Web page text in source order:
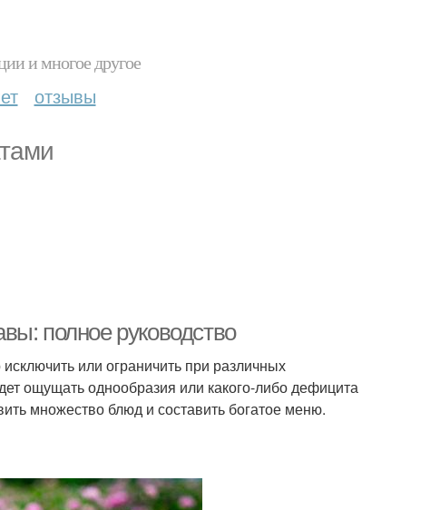
и многое другое
отзывы
полное руководство
или ограничить при различных
ощущать однообразия или какого-либо дефицита
множество блюд и составить богатое меню.